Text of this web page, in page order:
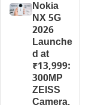
Nokia
NX 5G
2026
Launche
d at
₹13,999:
300MP
ZEISS